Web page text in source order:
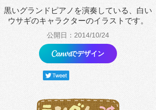
黒いグランドピアノを演奏している、白い
ウサギのキャラクターのイラストです。
公開日：2014/10/24
でデザイン